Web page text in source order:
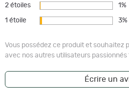
2 étoiles 1%
1 étoile 3%
Vous possédez ce produit et souhaitez
avec nos autres utilisateurs passionnés
Écrire un